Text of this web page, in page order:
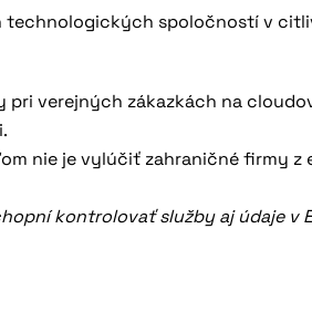
technologických spoločností v
verejných zákazkách na
nie je vylúčiť zahraničné firmy z
kontrolovať služby aj údaje v